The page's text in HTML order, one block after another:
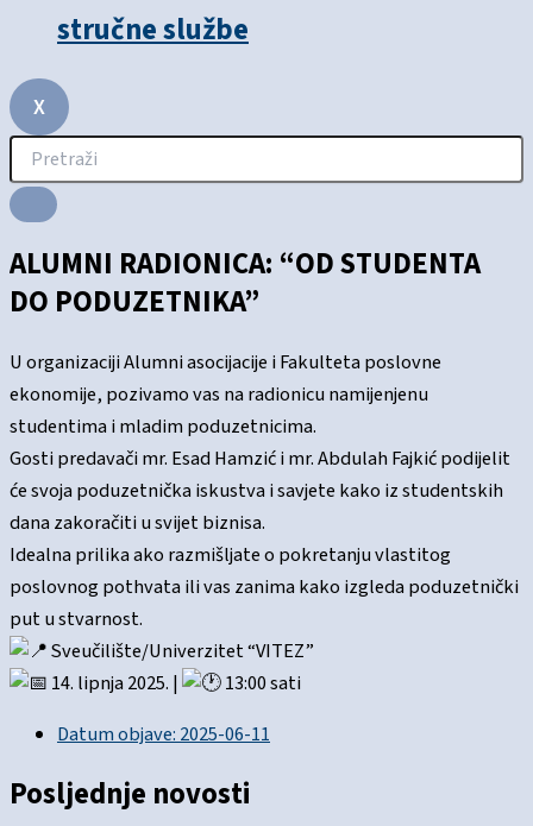
stručne službe
X
ALUMNI RADIONICA: “OD STUDENTA
DO PODUZETNIKA”
U organizaciji Alumni asocijacije i Fakulteta poslovne
ekonomije, pozivamo vas na radionicu namijenjenu
studentima i mladim poduzetnicima.
Gosti predavači mr. Esad Hamzić i mr. Abdulah Fajkić podijelit
će svoja poduzetnička iskustva i savjete kako iz studentskih
dana zakoračiti u svijet biznisa.
Idealna prilika ako razmišljate o pokretanju vlastitog
poslovnog pothvata ili vas zanima kako izgleda poduzetnički
put u stvarnost.
Sveučilište/Univerzitet “VITEZ”
14. lipnja 2025. |
13:00 sati
Datum objave:2025-06-11
Posljednje novosti